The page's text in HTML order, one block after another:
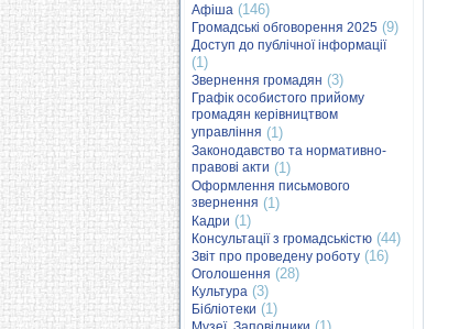
Афіша (146)
Громадські обговорення 2025 (9)
Доступ до публічної інформації
(1)
Звернення громадян (3)
Графік особистого прийому
громадян керівництвом
управління (1)
Законодавство та нормативно-
правові акти (1)
Оформлення письмового
звернення (1)
Кадри (1)
Консультації з громадськістю (44)
Звіт про проведену роботу (16)
Оголошення (28)
Культура (3)
Бібліотеки (1)